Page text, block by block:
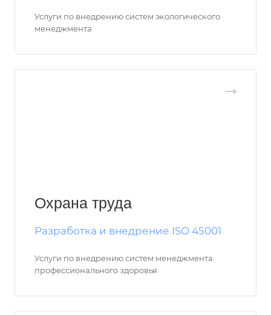
Услуги по внедрению систем экологического
менеджмента
Охрана труда
Разработка и внедрение ISO 45001
Услуги по внедрению систем менеджмента
профессионального здоровья